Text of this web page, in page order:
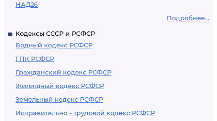
НАД26
Подробнее...
Кодексы СССР и РСФСР
Водный кодекс РСФСР
ГПК РСФСР
Гражданский кодекс РСФСР
Жилищный кодекс РСФСР
Земельный кодекс РСФСР
Исправительно - трудовой кодекс РСФСР